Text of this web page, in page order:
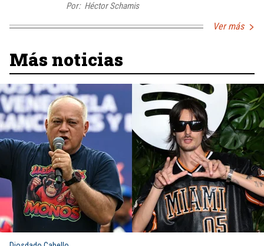
Por: Héctor Schamis
Ver más
Más noticias